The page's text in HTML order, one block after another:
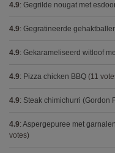
4.9: Gegrilde nougat met
4.9: Gegratineerde
4.9: Gekarameliseerd witloof
4.9: Pizza chicken BBQ (11
4.9: Steak chimichurri (Gordon
4.9: Aspergepuree met
votes)